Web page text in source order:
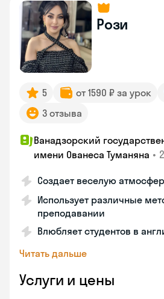
Рози
5 от 1590 ₽ за урок
3 отзыва
Ванадзорский
имени Ованеса Туманяна •
Создает веселую
Использует различные
преподавании
Влюбляет студентов в
Читать дальше
Услуги и цены